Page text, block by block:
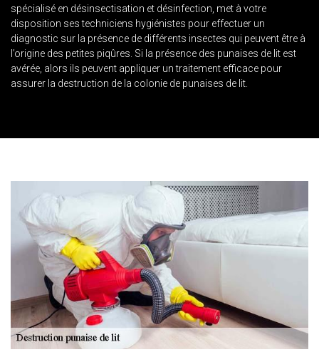
spécialisé en désinsectisation et désinfection, met à votre
disposition ses techniciens hygiénistes pour effectuer un
diagnostic sur la présence de différents insectes qui peuvent être à
l’origine des petites piqûres. Si la présence des punaises de lit est
avérée, alors ils peuvent appliquer un traitement efficace pour
assurer la destruction de la colonie de punaises de lit.